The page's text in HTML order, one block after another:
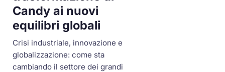
Candy ai nuovi
equilibri globali
Crisi industriale, innovazione e
globalizzazione: come sta
cambiando il settore dei grandi